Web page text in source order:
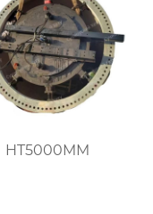
HT5000MM